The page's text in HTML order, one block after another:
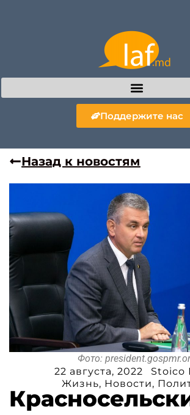
Поддержите нас
Назад к новостям
Фото:
22 августа, 2022
Stoico
Жизнь, Новости,